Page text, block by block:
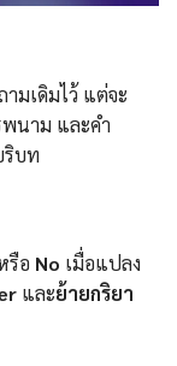
ามเดิมไว้ แต่จะ
พนาม และคำ
ริบท
รือ No เมื่อแปลง
และย้ายกริยา